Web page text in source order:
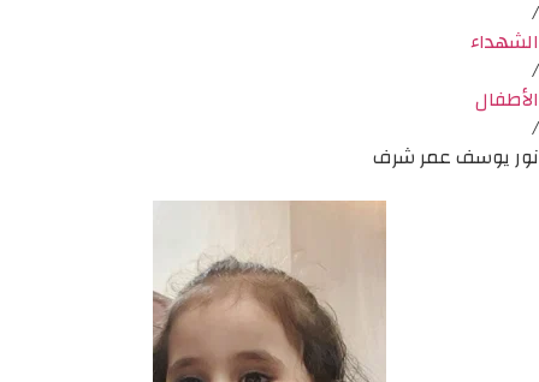
/
الشهداء
/
الأطفال
/
نور يوسف عمر شرف